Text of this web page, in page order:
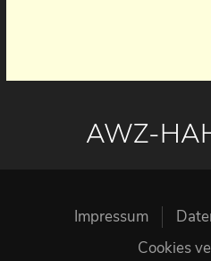
AWZ-
Impressum
Cookies